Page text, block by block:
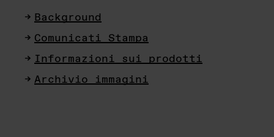
Background
Comunicati Stampa
Informazioni sui prodotti
Archivio immagini